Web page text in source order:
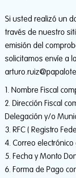
Si usted realizó un
través de nuestro
emisión del
solicitamos envíe a
Nombre Fiscal
Dirección Fiscal
Delegación y/o
RFC ( Registro
Correo electrónico
Fecha y Monto
Forma de Pago